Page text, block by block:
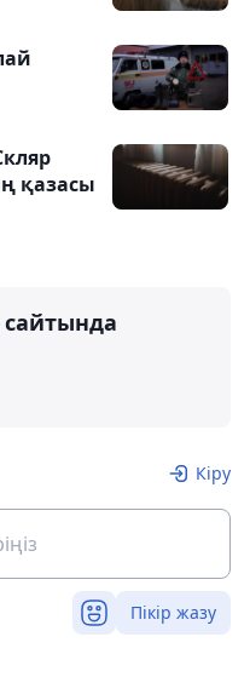
қазасы
Кіру
Пікір жазу